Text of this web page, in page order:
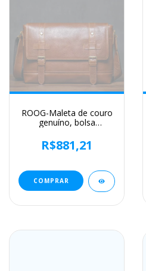
ROOG-Maleta de couro
genuíno, bolsa
masculina, estilingue de
ombro vintage, tiracolo
qualidade
R$881,21
COMPRAR